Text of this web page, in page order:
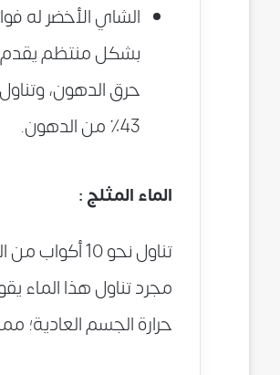
الشاي الأخضر له
بشكل منتظم يقدم
43٪ من الدهون.
الماء المثلج :
مجرد تناول هذا الماء
حرارة الجسم العادية؛